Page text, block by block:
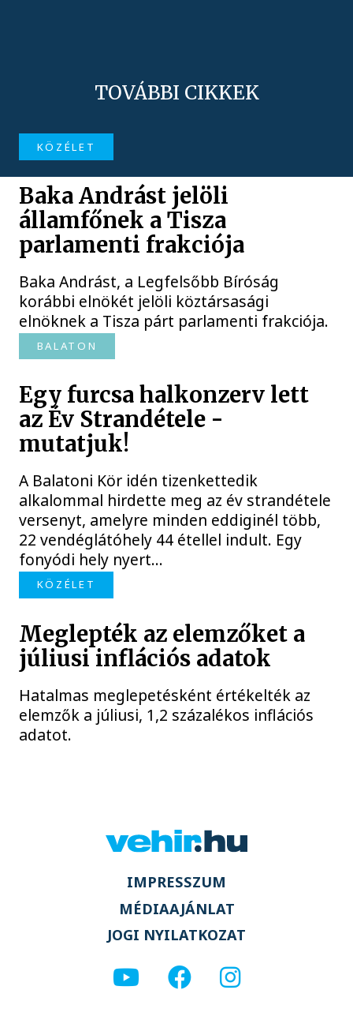
TOVÁBBI CIKKEK
KÖZÉLET
Baka Andrást jelöli
államfőnek a Tisza
parlamenti frakciója
Baka Andrást, a Legfelsőbb Bíróság
korábbi elnökét jelöli köztársasági
elnöknek a Tisza párt parlamenti frakciója.
BALATON
Egy furcsa halkonzerv lett
az Év Strandétele -
mutatjuk!
A Balatoni Kör idén tizenkettedik
alkalommal hirdette meg az év strandétele
versenyt, amelyre minden eddiginél több,
22 vendéglátóhely 44 étellel indult. Egy
fonyódi hely nyert...
KÖZÉLET
Meglepték az elemzőket a
júliusi inflációs adatok
Hatalmas meglepetésként értékelték az
elemzők a júliusi, 1,2 százalékos inflációs
adatot.
IMPRESSZUM
MÉDIAAJÁNLAT
JOGI NYILATKOZAT